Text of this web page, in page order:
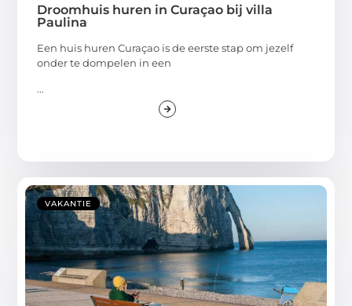
Droomhuis huren in Curaçao bij villa
Paulina
Een huis huren Curaçao is de eerste stap om jezelf
onder te dompelen in een
...
VAKANTIE